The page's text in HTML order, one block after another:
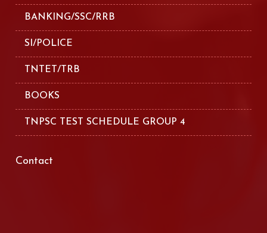
BANKING/SSC/RRB
SI/POLICE
TNTET/TRB
BOOKS
TNPSC TEST SCHEDULE GROUP 4
Contact